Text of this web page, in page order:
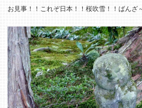
お見事！！これぞ日本！！桜吹雪！！ばんざ